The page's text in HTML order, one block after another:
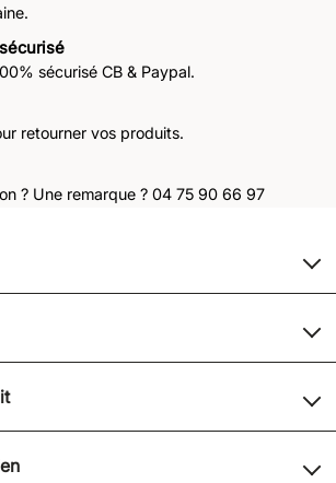
sécurisé CB & Paypal.
retourner vos produits.
? Une remarque ? 04 75 90 66 97